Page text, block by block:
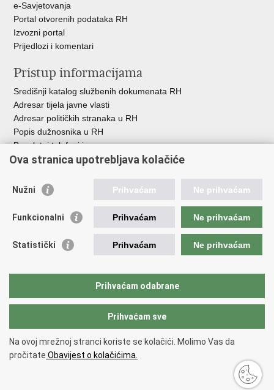
e-Savjetovanja
Portal otvorenih podataka RH
Izvozni portal
Prijedlozi i komentari
Pristup informacijama
Središnji katalog službenih dokumenata RH
Adresar tijela javne vlasti
Adresar političkih stranaka u RH
Popis dužnosnika u RH
Besplatni telefoni javne uprave
Pozivi za žurnu pomoć
Važne poveznice
Pučka pravobraniteljica
Pravobraniteljica za osobe s invaliditetom
Europski institut za ravnopravnost spolova
Državni zavod za statistiku
Povratak na vrh
Copyright © 2026 Ured za ravnopravnost spolova.
Ova stranica upotrebljava kolačiće
Nužni Prihvaćam Ne prihvaćam
Funkcionalni Prihvaćam Ne prihvaćam
Statistički Prihvaćam Ne prihvaćam
Prihvaćam odabrane
Prihvaćam sve
Na ovoj mrežnoj stranci koriste se kolačići. Molimo Vas da
pročitate Obavijest o kolačićima.